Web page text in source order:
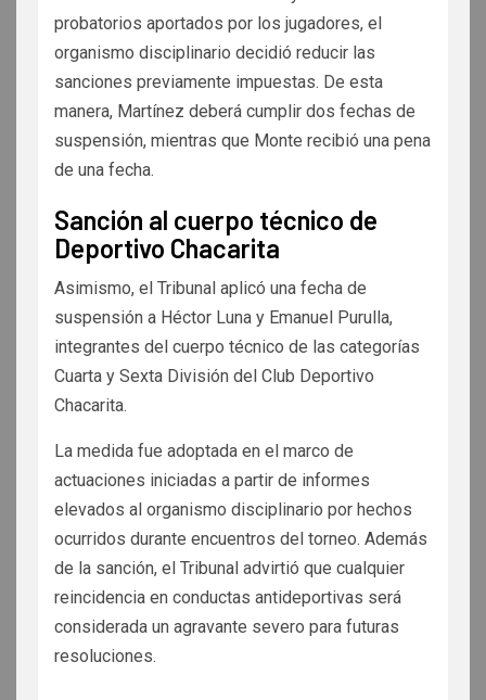
probatorios aportados por los jugadores, el
organismo disciplinario decidió reducir las
sanciones previamente impuestas. De esta
manera, Martínez deberá cumplir dos fechas de
suspensión, mientras que Monte recibió una pena
de una fecha.
Sanción al cuerpo técnico de
Deportivo Chacarita
Asimismo, el Tribunal aplicó una fecha de
suspensión a Héctor Luna y Emanuel Purulla,
integrantes del cuerpo técnico de las categorías
Cuarta y Sexta División del Club Deportivo
Chacarita.
La medida fue adoptada en el marco de
actuaciones iniciadas a partir de informes
elevados al organismo disciplinario por hechos
ocurridos durante encuentros del torneo. Además
de la sanción, el Tribunal advirtió que cualquier
reincidencia en conductas antideportivas será
considerada un agravante severo para futuras
resoluciones.